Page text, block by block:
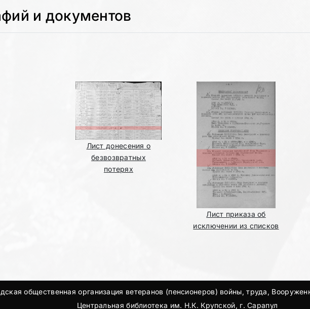
и документов
Лист донесения о
безвозвратных
потерях
Лист приказа об
исключении из списков
общественная организация ветеранов (пенсионеров) войны, труда,
Центральная библиотека им. Н.К. Крупской, г. Сарапул